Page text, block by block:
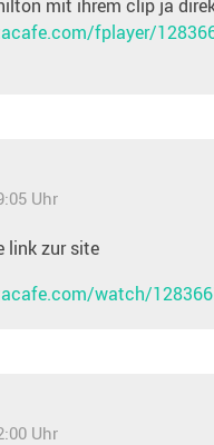
mit ihrem clip ja
fplayer/
Uhr
link zur site
watch/
Uhr